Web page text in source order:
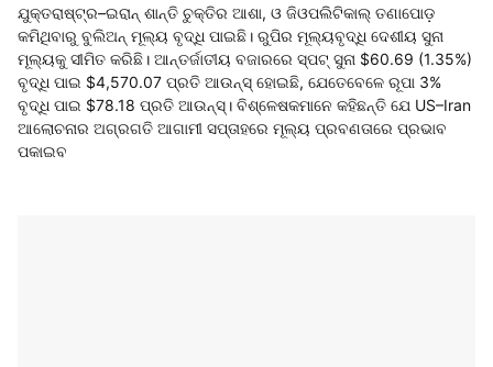
ଯୁକ୍ତରାଷ୍ଟ୍ର–ଇରାନ୍‌ ଶାନ୍ତି ଚୁକ୍ତିର ଆଶା, ଓ ଜିଓପଲିଟିକାଲ୍‌ ତଣାପୋଡ଼
କମିଥିବାରୁ ବୁଲିଅନ୍‌ ମୂଲ୍ୟ ବୃଦ୍ଧି ପାଇଛି। ରୁପିର ମୂଲ୍ୟବୃଦ୍ଧି ଦେଶୀୟ ସୁନା
ମୂଲ୍ୟକୁ ସୀମିତ କରିଛି। ଆନ୍ତର୍ଜାତୀୟ ବଜାରରେ ସ୍ପଟ୍‌ ସୁନା $60.69 (1.35%)
ବୃଦ୍ଧି ପାଇ $4,570.07 ପ୍ରତି ଆଉନ୍ସ୍‌ ହୋଇଛି, ଯେତେବେଳେ ରୂପା 3%
ବୃଦ୍ଧି ପାଇ $78.18 ପ୍ରତି ଆଉନ୍ସ୍‌। ବିଶ୍ଳେଷକମାନେ କହିଛନ୍ତି ଯେ US–Iran
ଆଲୋଚନାର ଅଗ୍ରଗତି ଆଗାମୀ ସପ୍ତାହରେ ମୂଲ୍ୟ ପ୍ରବଣତାରେ ପ୍ରଭାବ
ପକାଇବ